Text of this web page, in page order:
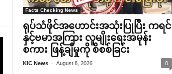
Facts Checking News
ရုပ်သံဖိုင်အဟောင်းအသုံးပြုပြီး ကရင်
နှင့်ဗမာအကြား လူမျိုးရေးအမုန်း
စကား ဖြန့်ချိမှုကို စိစစ်ခြင်း
KIC News - August 8, 2026 0